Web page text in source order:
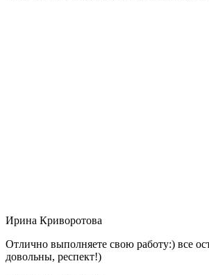
Ирина Криворотова
Отлично выполняете свою работу:) все
довольны, респект!)